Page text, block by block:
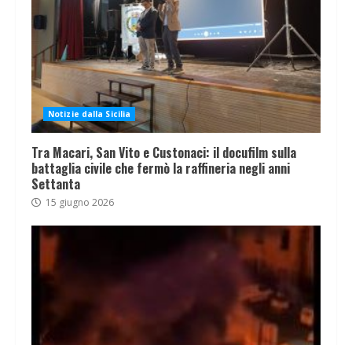
Notizie dalla Sicilia
Tra Macari, San Vito e Custonaci: il docufilm sulla
battaglia civile che fermò la raffineria negli anni
Settanta
15 giugno 2026